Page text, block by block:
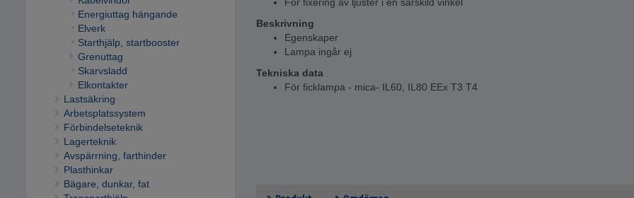
Energiuttag hängande
Elverk
Starthjälp, startbooster
Grenuttag
Skarvsladd
Elkontakter
Lastsäkring
Arbetsplatssystem
Förbindelseteknik
Lagerteknik
Avspärrning, farthinder
Plasthinkar
Bägare, dunkar, fat
Beskrivning
Egenskaper
Lampa ingår ej
Tekniska data
För ficklampa - mica- IL60, IL80 EEx T3 T4